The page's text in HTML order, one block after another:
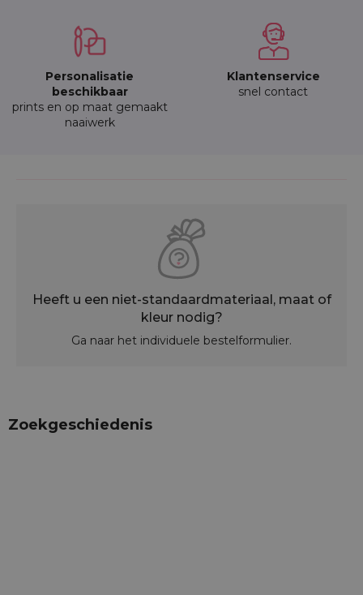
Personalisatie
beschikbaar
prints en op maat gemaakt
naaiwerk
Klantenservice
snel contact
Heeft u een niet-standaardmateriaal, maat of
kleur nodig?
Ga naar het individuele bestelformulier.
Zoekgeschiedenis